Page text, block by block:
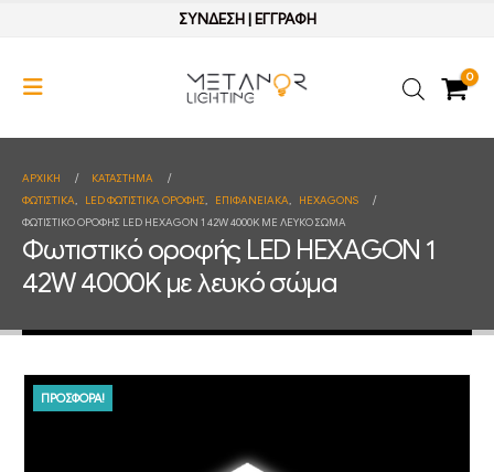
ΣΥΝΔΕΣΗ| ΕΓΓΡΑΦΗ
0
ΑΡΧΙΚΉ
ΚΑΤΆΣΤΗΜΑ
ΦΩΤΙΣΤΙΚΑ, LED ΦΩΤΙΣΤΙΚΑ ΟΡΟΦΗΣ, ΕΠΙΦΑΝΕΙΑΚΑ,
HEXAGONS
ΦΩΤΙΣΤΙΚΌ ΟΡΟΦΉΣ LED HEXAGON 1 42W 4000K ΜΕ ΛΕΥΚΌ ΣΏΜΑ
Φωτιστικό οροφής LED HEXAGON 1
42W 4000K με λευκό σώμα
ΠΡΟΣΦΟΡΑ!